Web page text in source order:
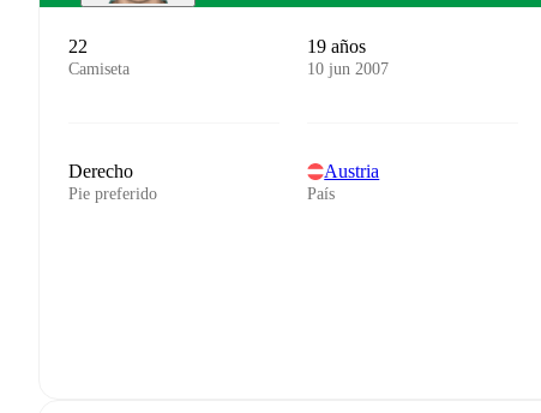
22
Camiseta
19 años
10 jun 2007
Derecho
Pie preferido
Austria
País